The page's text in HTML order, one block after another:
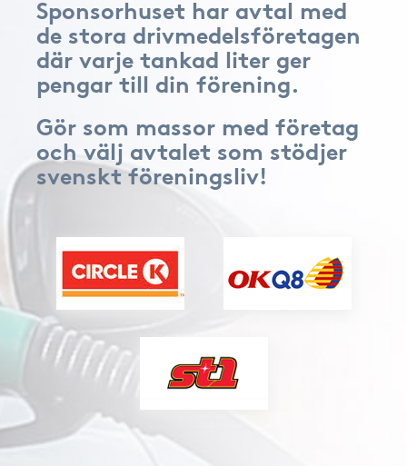
Sponsorhuset har avtal med
de stora drivmedelsföretagen
där varje tankad liter ger
pengar till din förening.
Gör som massor med företag
och välj avtalet som stödjer
svenskt föreningsliv!